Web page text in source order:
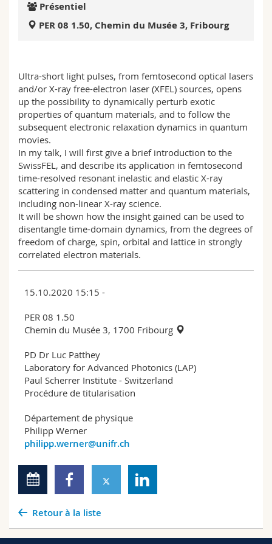
Sciences et médecine
Collaborateurs
Webmail
MyUnifr
Présentiel
PER 08 1.50, Chemin du Musée 3, Fribourg
Ultra-short light pulses, from femtosecond optical lasers
and/or X-ray free-electron laser (XFEL) sources, opens
up the possibility to dynamically perturb exotic
properties of quantum materials, and to follow the
subsequent electronic relaxation dynamics in quantum
movies.
In my talk, I will first give a brief introduction to the
SwissFEL, and describe its application in femtosecond
time-resolved resonant inelastic and elastic X-ray
scattering in condensed matter and quantum materials,
including non-linear X-ray science.
It will be shown how the insight gained can be used to
disentangle time-domain dynamics, from the degrees of
freedom of charge, spin, orbital and lattice in strongly
correlated electron materials.
15.10.2020 15:15 -
PER 08 1.50
Chemin du Musée 3, 1700 Fribourg
PD Dr Luc Patthey
Laboratory for Advanced Photonics (LAP)
Paul Scherrer Institute - Switzerland
Procédure de titularisation
Département de physique
Philipp Werner
philipp.werner@unifr.ch
Retour à la liste